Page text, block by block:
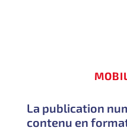
La publication
contenu en